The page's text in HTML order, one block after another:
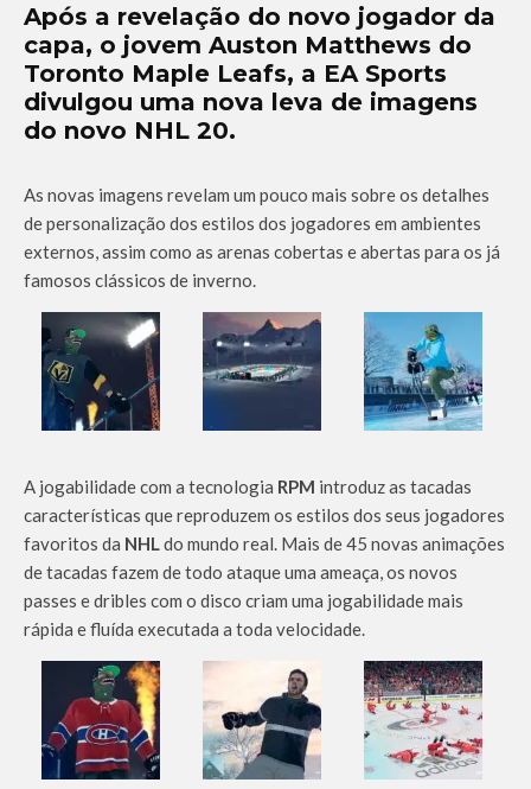
Após a revelação do novo jogador da
capa, o jovem Auston Matthews do
Toronto Maple Leafs, a EA Sports
divulgou uma nova leva de imagens
do novo NHL 20.
As novas imagens revelam um pouco mais sobre os detalhes
de personalização dos estilos dos jogadores em ambientes
externos, assim como as arenas cobertas e abertas para os já
famosos clássicos de inverno.
A jogabilidade com a tecnologia RPM introduz as tacadas
características que reproduzem os estilos dos seus jogadores
favoritos da NHL do mundo real. Mais de 45 novas animações
de tacadas fazem de todo ataque uma ameaça, os novos
passes e dribles com o disco criam uma jogabilidade mais
rápida e fluída executada a toda velocidade.